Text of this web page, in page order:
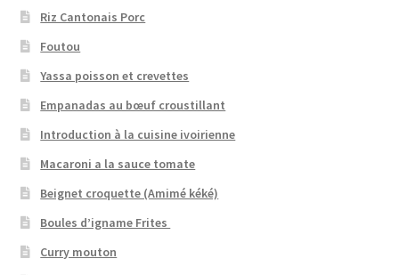
Riz Cantonais Porc
Foutou
Yassa poisson et crevettes
Empanadas au bœuf croustillant
Introduction à la cuisine ivoirienne
Macaroni a la sauce tomate
Beignet croquette (Amimé kéké)
Boules d’igname Frites
Curry mouton